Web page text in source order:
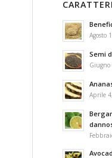
Agosto
Semi
Aprile